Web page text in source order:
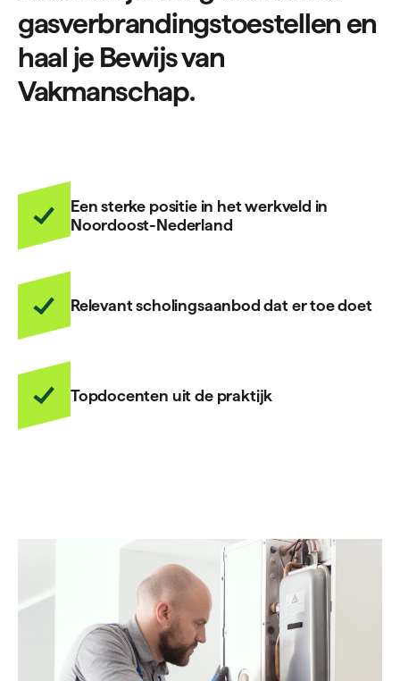
gasverbrandingstoestellen en
haal je Bewijs van
Vakmanschap.
Een sterke positie in het werkveld in
Noordoost-Nederland
Relevant scholingsaanbod dat er toe doet
Topdocenten uit de praktijk